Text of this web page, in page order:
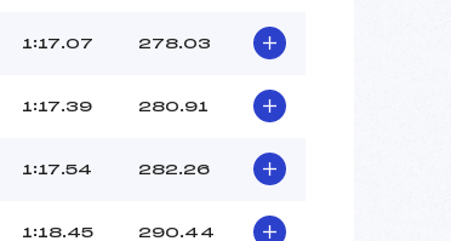
1:17.07 278.03
1:17.39 280.91
1:17.54 282.26
1:18.45 290.44